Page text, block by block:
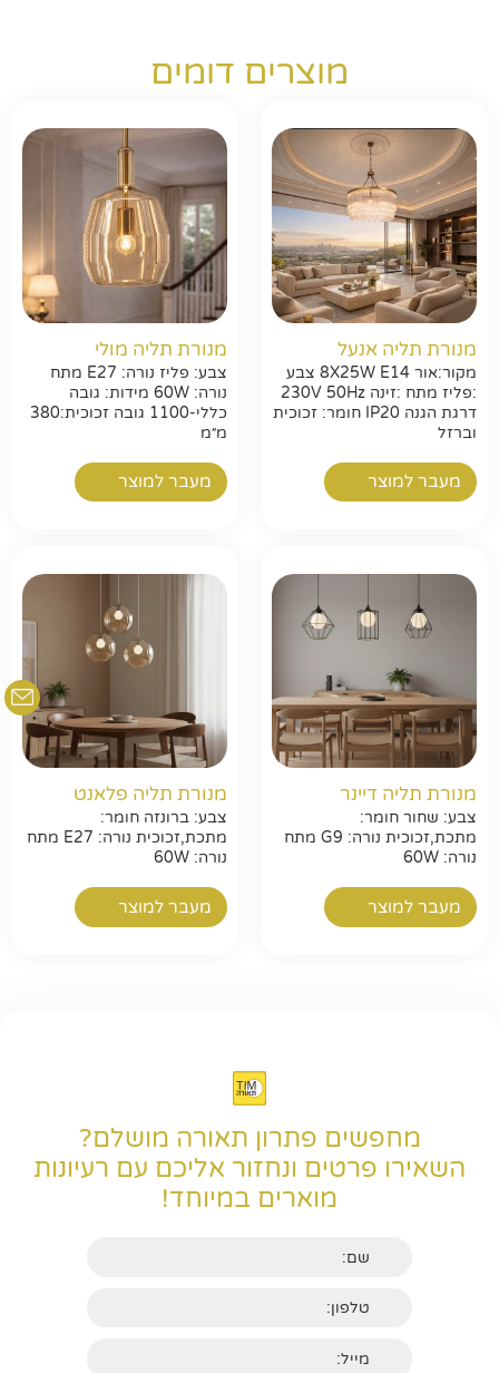
חפשו באתר
מוצרים דומים
מנורת תליה אנעל
מקור:אור 8X25W E14 צבע
:פליז מתח :זינה 230V 50Hz
דרגת הגנה IP20 חומר: זכוכית
וברזל
מעבר למוצר
מנורת תליה מולי
צבע: פליז נורה: E27 מתח
נורה: 60W מידות: גובה
כללי-1100 גובה זכוכית:380
מ״מ
מעבר למוצר
מנורת תליה דיינר
צבע: שחור חומר:
מתכת,זכוכית נורה: G9 מתח
נורה: 60W
מעבר למוצר
מנורת תליה פלאנט
צבע: ברונזה חומר:
מתכת,זכוכית נורה: E27 מתח
נורה: 60W
מעבר למוצר
מחפשים פתרון תאורה מושלם?
השאירו פרטים ונחזור אליכם עם רעיונות
מוארים במיוחד!